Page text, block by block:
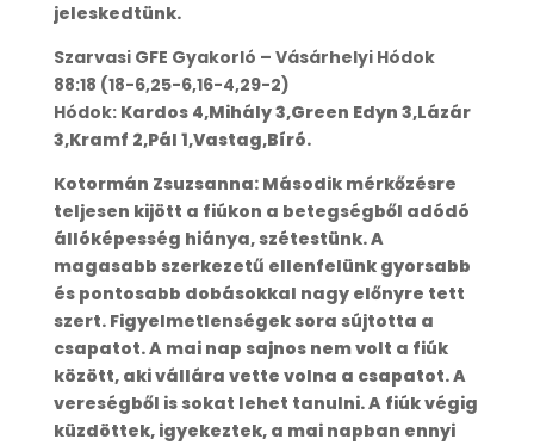
jeleskedtünk.
Szarvasi GFE Gyakorló – Vásárhelyi Hódok
88:18 (18-6,25-6,16-4,29-2)
Hódok:Kardos 4,Mihály 3,Green Edyn 3,Lázár
3,Kramf 2,Pál 1,Vastag,Bíró.
Kotormán Zsuzsanna: Második mérkőzésre
teljesen kijött a fiúkon a betegségből adódó
állóképesség hiánya, szétestünk. A
magasabb szerkezetű ellenfelünk gyorsabb
és pontosabb dobásokkal nagy előnyre tett
szert. Figyelmetlenségek sora sújtotta a
csapatot. A mai nap sajnos nem volt a fiúk
között, aki vállára vette volna a csapatot. A
vereségből is sokat lehet tanulni. A fiúk végig
küzdöttek, igyekeztek, a mai napban ennyi